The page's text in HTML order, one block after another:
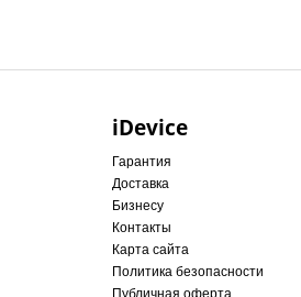
iDevice
Гарантия
Доставка
Бизнесу
Контакты
Карта сайта
Политика безопасности